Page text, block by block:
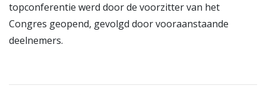
topconferentie werd door de voorzitter van het
Congres geopend, gevolgd door vooraanstaande
deelnemers.